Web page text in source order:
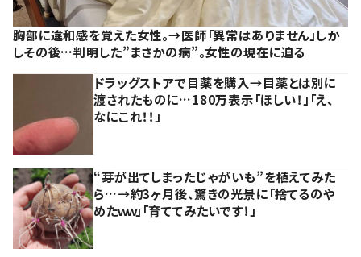
胸部に違和感を覚えた女性。→医師「異常はありません」しか
しその後…判明した”まさかの病”。女性の現在に迫る
ドラッグストアで目薬を購入→目薬とは別に
渡されたものに…180万表示「ほしい！」「え、
なにこれ！！」
“芽が出てしまったじゃがいも”を植えてみた
ら…→約3ヶ月後、驚きの光景に「捨てるのや
めたｗｗ」「育ててみたいです！」